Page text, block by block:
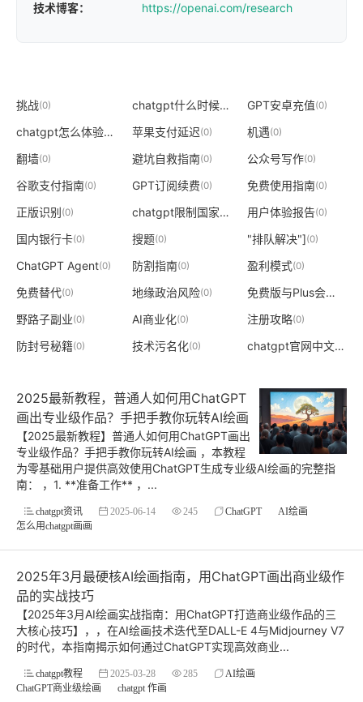
技术博客：
https://openai.com/research
挑战(0) chatgpt什么时候上线 (0)
GPT安卓充值(0)
chatgpt怎么体验
(0) 苹果支付延迟(0) 机遇(0)
翻墙(0) 避坑自救指南(0) 公众号写作(0)
谷歌支付指南(0) GPT订阅续费(0) 免费使用指南(0)
正版识别(0) chatgpt限制国家
(0) 用户体验报告(0)
国内银行卡(0) 搜题(0) "排队解决"](0)
ChatGPT Agent(0) 防割指南(0) 盈利模式(0)
免费替代(0) 地缘政治风险(0) 免费版与Plus会员比较
野路子副业(0) AI商业化(0) 注册攻略(0)
防封号秘籍(0) 技术污名化(0) chatgpt官网中文版登录
2025最新教程，普通人如何用ChatGPT
画出专业级作品？手把手教你玩转AI绘画
【2025最新教程】普通人如何用ChatGPT画出
专业级作品？手把手教你玩转AI绘画 ，本教程
为零基础用户提供高效使用ChatGPT生成专业级AI绘画的完整指
南： ，1. **准备工作** ，...
chatgpt资讯 2025-06-14 245 ChatGPT
AI绘画
怎么用chatgpt画画
2025年3月最硬核AI绘画指南，用ChatGPT画出商业级作
品的实战技巧
【2025年3月AI绘画实战指南：用ChatGPT打造商业级作品的三
大核心技巧】，，在AI绘画技术迭代至DALL-E 4与Midjourney V7
的时代，本指南揭示如何通过ChatGPT实现高效商业...
chatgpt教程 2025-03-28 285
AI绘画
ChatGPT商业级绘画
chatgpt 作画